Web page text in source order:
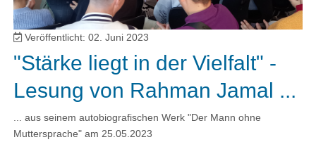
Veröffentlicht: 02. Juni 2023
"Stärke liegt in der Vielfalt" -
Lesung von Rahman Jamal ...
... aus seinem autobiografischen Werk "Der Mann ohne
Muttersprache" am 25.05.2023